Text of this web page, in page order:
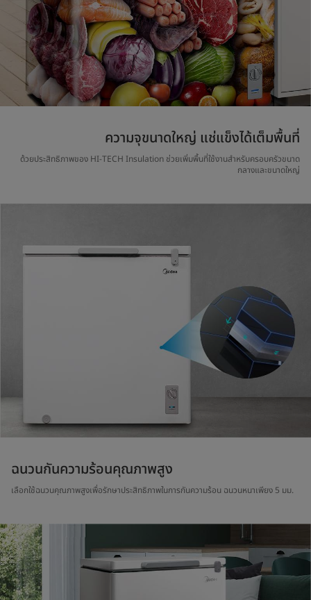
ความจุขนาดใหญ่ แช่แข็งได้เต็มพื้นที่
ด้วยประสิทธิภาพของ HI-TECH Insulation ช่วยเพิ่มพื้นที่ใช้งานสำหรับครอบครัวขนาด
กลางและขนาดใหญ่
ฉนวนกันความร้อนคุณภาพสูง
เลือกใช้ฉนวนคุณภาพสูงเพื่อรักษาประสิทธิภาพในการกันความร้อน ฉนวนหนาเพียง 5 มม.